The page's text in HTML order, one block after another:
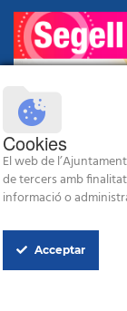
Cookies
El web de
de tercers amb
informació o
Acceptar